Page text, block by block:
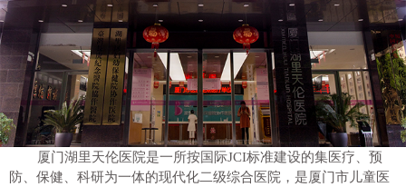
厦门湖里天伦医院是一所按国际JCI标准建设的集医疗、预
防、保健、科研为一体的现代化二级综合医院，是厦门市儿童医